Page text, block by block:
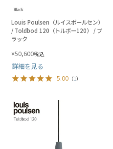
Louis Poulsen（ルイスポールセン）
/ Toldbod 120（トルボー120） / ブ
ラック
¥50,600税込
詳細を見る
5.00 （1）